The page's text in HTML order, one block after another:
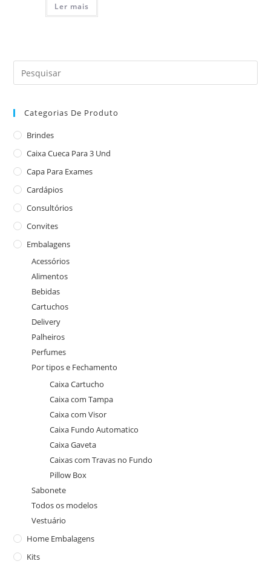
Ler mais
Categorias De Produto
Brindes
Caixa Cueca Para 3 Und
Capa Para Exames
Cardápios
Consultórios
Convites
Embalagens
Acessórios
Alimentos
Bebidas
Cartuchos
Delivery
Palheiros
Perfumes
Por tipos e Fechamento
Caixa Cartucho
Caixa com Tampa
Caixa com Visor
Caixa Fundo Automatico
Caixa Gaveta
Caixas com Travas no Fundo
Pillow Box
Sabonete
Todos os modelos
Vestuário
Home Embalagens
Kits